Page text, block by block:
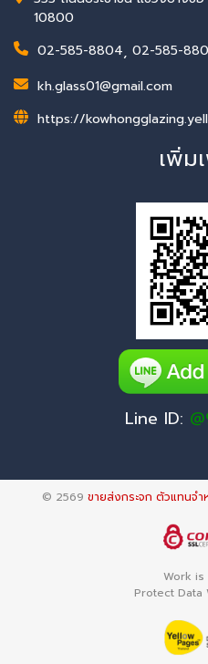
10800
02-585-8804, 02-585-
kh.glass01@gmail.com
https://
เพิ่ม
Line ID:
© 2569 ขายส่งกระจก ตัวแทนจำ
Work is
Protect Data